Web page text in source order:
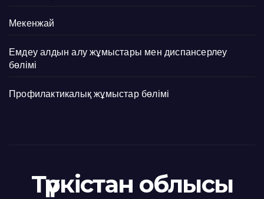
Мекенжай
Емдеу алдын алу жұмыстары мен диспансерлеу
бөлімі
Профилактикалық жұмыстар бөлімі
Түркістан облысы